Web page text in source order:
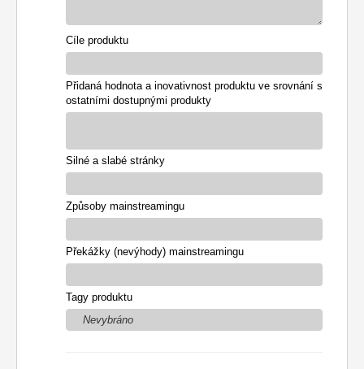
Cíle produktu
Přidaná hodnota a inovativnost produktu ve srovnání s
ostatními dostupnými produkty
Silné a slabé stránky
Způsoby mainstreamingu
Překážky (nevýhody) mainstreamingu
Tagy produktu
Nevybráno